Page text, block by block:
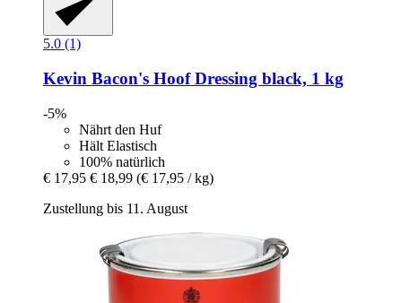
5.0 (1)
Kevin Bacon's Hoof Dressing black, 1 kg
-5%
Nährt den Huf
Hält Elastisch
100% natürlich
€ 17,95 € 18,99 (€ 17,95 / kg)
Zustellung bis 11. August